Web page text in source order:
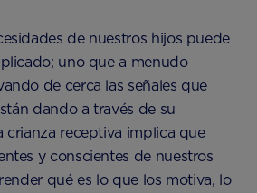
de nuestros hijos puede
uno que a menudo
de cerca las señales que
dando a través de su
crianza receptiva implica que
y conscientes de nuestros
qué es lo que los motiva, lo